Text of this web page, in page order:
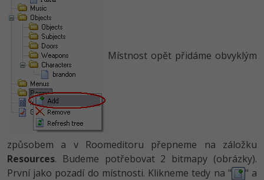
Místnost opět přidáme obvyklým
způsobem a v Roomeditoru přepneme na záložku
Resources. Budeme potřebovat 2 bitmapy (obrázky).
První jako pozadí do místnosti. Klikneme tedy na "
" a